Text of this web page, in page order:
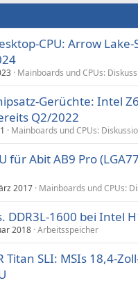
CPU: Arrow
Mainboards und CPUs:
Gerüchte: Intel
Q2/2022
Mainboards und CPUs:
für Abit AB9 Pro
2017 Mainboards und CPUs:
DDR3L-1600 bei Intel
2018 Arbeitsspeicher
Titan SLI: MSIs 18,4-